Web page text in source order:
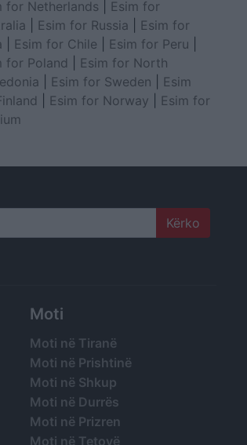
for Netherlands
Esim for
Esim for Russia
Esim for
Esim for Chile Esim for Peru
for Poland
Esim for North
Esim for Sweden
Esim
Esim for Norway
Esim for
Moti
Moti në Tiranë
Moti në Prishtinë
Moti në Shkup
Moti në Durrës
Moti në Prizren
Moti në Tetovë